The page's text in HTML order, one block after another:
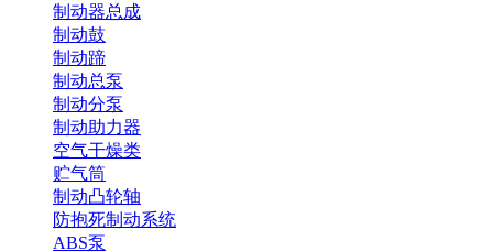
制动器总成
制动鼓
制动蹄
制动总泵
制动分泵
制动助力器
空气干燥类
贮气筒
制动凸轮轴
防抱死制动系统
ABS泵